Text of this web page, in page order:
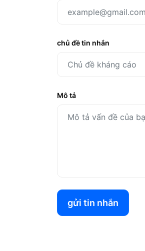
chủ đề tin nhắn
Mô tả
gửi tin nhắn